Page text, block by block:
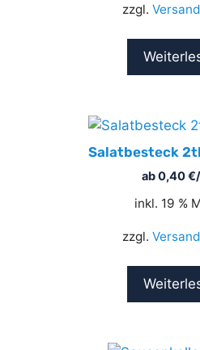
zzgl.
Salatbesteck
ab0,40€
inkl. 19 %
zzgl.